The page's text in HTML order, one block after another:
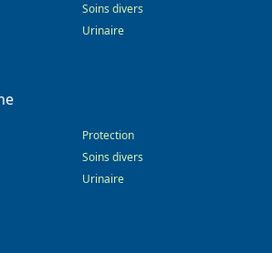
Soins divers
Urinaire
Protection
Soins divers
Urinaire